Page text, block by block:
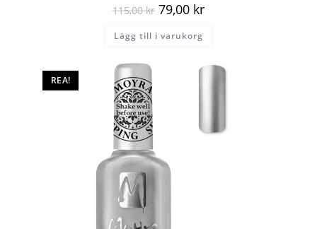
115,00kr 79,00 kr
Lägg till i varukorg
REA!